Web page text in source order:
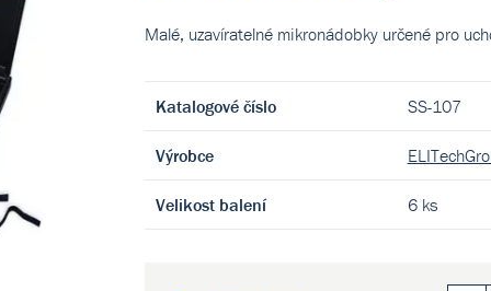
Malé, uzavíratelné mikronádobky určené pro
Katalogové číslo SS-107
Výrobce
Velikost balení 6 ks